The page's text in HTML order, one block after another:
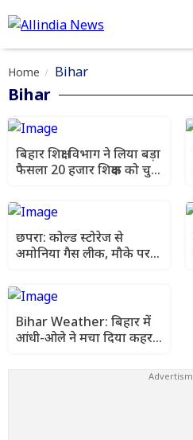
Home Bihar
Bihar
बिहार शिक्षा विभाग ने लिया बड़ा
फैसला 20 हजार शिक्षक को चुना
छपरा: कोल्ड स्टोरेज से
अमोनिया गैस लीक, मौके पर
ब्रिगेड की टीमें
Bihar Weather: बिहार में
आंधी-ओले ने मचा दिया कहर!
चौधरी ने दिए 4-4 लाख देने की